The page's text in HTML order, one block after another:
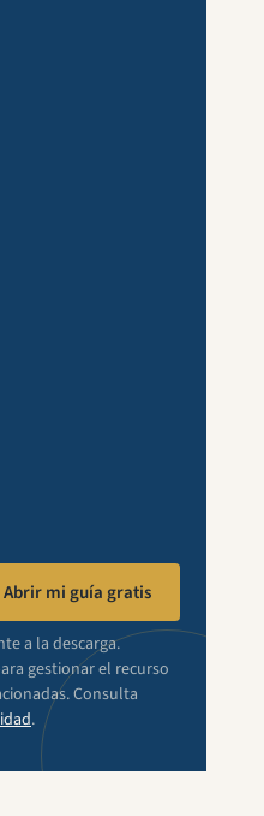
Abrir mi guía gratis
a la descarga.
gestionar el recurso
Consulta
.